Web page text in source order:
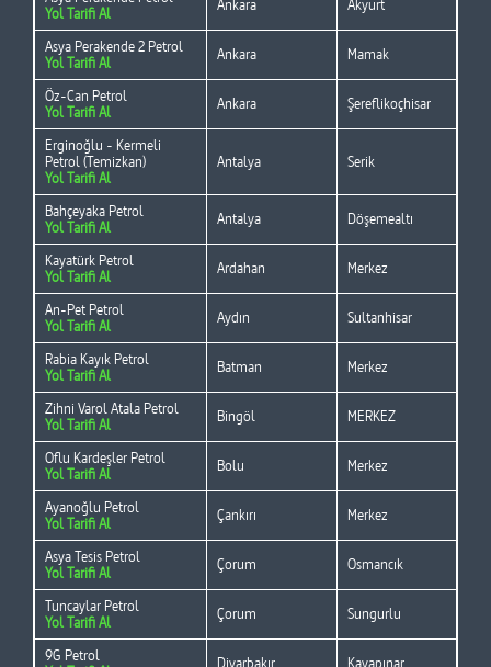
Yol Tarifi Al
Asya Perakende 2 Petrol
Yol Tarifi Al
Ankara Mamak
Öz-Can Petrol
Yol Tarifi Al
Ankara Şereflikoçhisar
Erginoğlu - Kermeli
Petrol (Temizkan)
Yol Tarifi Al
Antalya Serik
Bahçeyaka Petrol
Yol Tarifi Al
Antalya Döşemealtı
Kayatürk Petrol
Yol Tarifi Al
Ardahan Merkez
An-Pet Petrol
Yol Tarifi Al
Aydın Sultanhisar
Rabia Kayık Petrol
Yol Tarifi Al
Batman Merkez
Zihni Varol Atala Petrol
Yol Tarifi Al
Bingöl MERKEZ
Oflu Kardeşler Petrol
Yol Tarifi Al
Bolu Merkez
Ayanoğlu Petrol
Yol Tarifi Al
Çankırı Merkez
Asya Tesis Petrol
Yol Tarifi Al
Çorum Osmancık
Tuncaylar Petrol
Yol Tarifi Al
Çorum Sungurlu
9G Petrol
Diyarbakır Kayapınar